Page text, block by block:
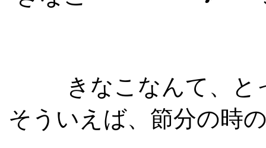
きなこなんて、
そういえば、節分の時